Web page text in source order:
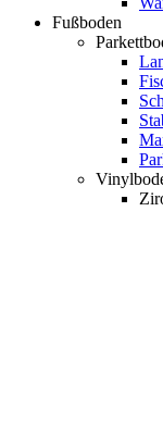
Fußboden